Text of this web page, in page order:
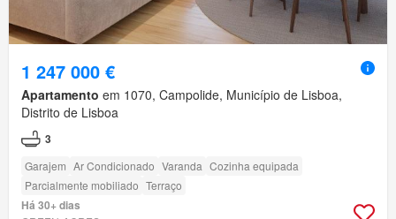
1 247 000 €
Apartamento em 1070, Campolide, Município de Lisboa,
Distrito de Lisboa
3
Garajem Ar Condicionado Varanda Cozinha equipada
Parcialmente mobiliado Terraço
Há 30+ dias